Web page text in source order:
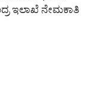
ಇಲಾಖೆ ನೇಮಕಾತಿ